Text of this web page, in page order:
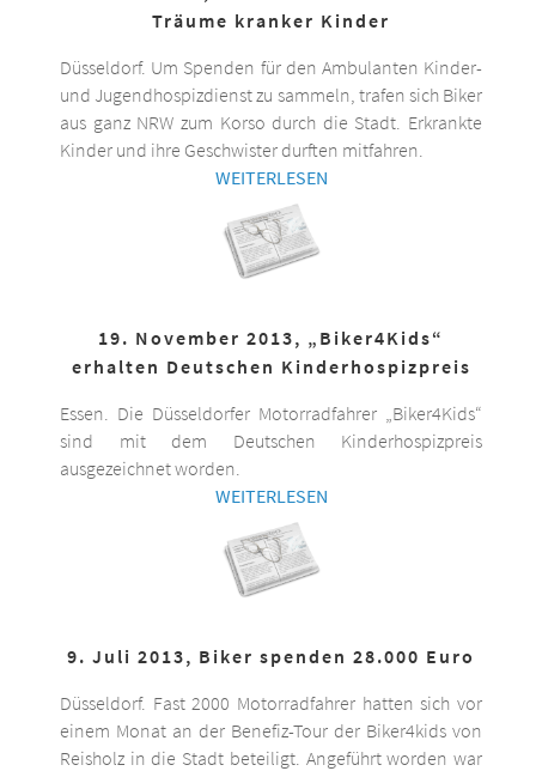
Träume kranker Kinder
Düsseldorf. Um Spenden für den Ambulanten Kinder-
und Jugendhospizdienst zu sammeln, trafen sich Biker
aus ganz NRW zum Korso durch die Stadt. Erkrankte
Kinder und ihre Geschwister durften mitfahren.
WEITERLESEN
19. November 2013, „Biker4Kids“
erhalten Deutschen Kinderhospizpreis
Essen. Die Düsseldorfer Motorradfahrer „Biker4Kids“
sind mit dem Deutschen Kinderhospizpreis
ausgezeichnet worden.
WEITERLESEN
9. Juli 2013, Biker spenden 28.000 Euro
Düsseldorf. Fast 2000 Motorradfahrer hatten sich vor
einem Monat an der Benefiz-Tour der Biker4kids von
Reisholz in die Stadt beteiligt. Angeführt worden war